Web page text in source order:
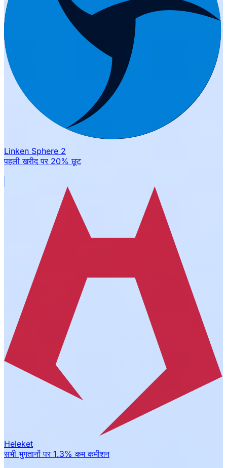
Linken Sphere 2
पहली खरीद पर 20% छूट
Heleket
सभी भुगतानों पर 1.3% कम कमीशन